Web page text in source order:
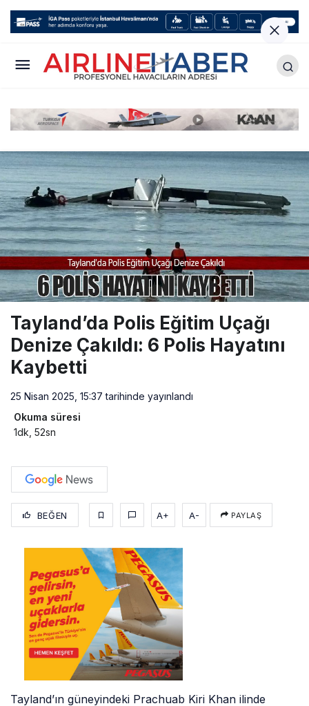
Tayland’da Polis Eğitim Uçağı
Denize Çakıldı: 6 Polis Hayatını
Kaybetti
25 Nisan 2025, 15:37 tarihinde yayınlandı
Okuma süresi
1dk, 52sn
BEĞEN A+ A- PAYLAŞ
Tayland’ın güneyindeki Prachuab Kiri Khan ilinde